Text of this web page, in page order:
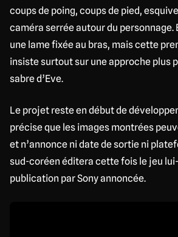
coups de poing, coups de pied,
caméra serrée autour du personnage.
une lame fixée au bras, mais cette
insiste surtout sur une approche plus
sabre d’Eve.
Le projet reste en début de
précise que les images montrées
et n’annonce ni date de sortie ni
sud-coréen éditera cette fois le jeu
publication par Sony annoncée.